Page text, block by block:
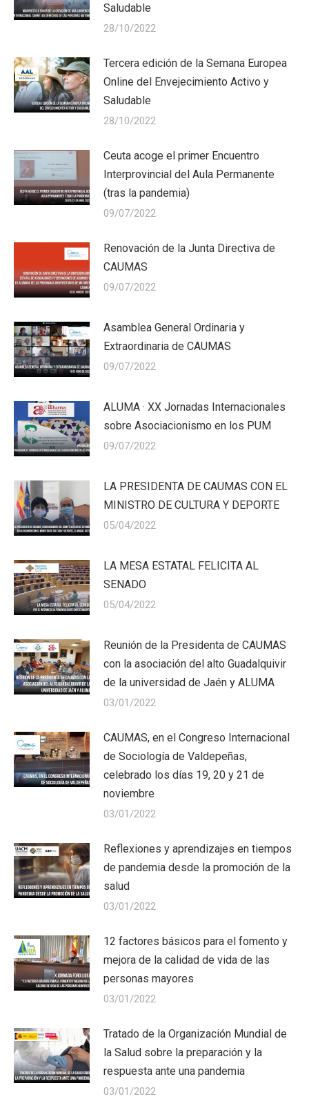
Saludable
28/10/2022
Tercera edición de la Semana Europea
Online del Envejecimiento Activo y
Saludable
28/10/2022
Ceuta acoge el primer Encuentro
Interprovincial del Aula Permanente
(tras la pandemia)
09/07/2022
Renovación de la Junta Directiva de
CAUMAS
09/07/2022
Asamblea General Ordinaria y
Extraordinaria de CAUMAS
09/07/2022
ALUMA · XX Jornadas Internacionales
sobre Asociacionismo en los PUM
09/07/2022
LA PRESIDENTA DE CAUMAS CON EL
MINISTRO DE CULTURA Y DEPORTE
05/04/2022
LA MESA ESTATAL FELICITA AL
SENADO
05/04/2022
Reunión de la Presidenta de CAUMAS
con la asociación del alto Guadalquivir
de la universidad de Jaén y ALUMA
03/01/2022
CAUMAS, en el Congreso Internacional
de Sociología de Valdepeñas,
celebrado los días 19, 20 y 21 de
noviembre
03/01/2022
Reflexiones y aprendizajes en tiempos
de pandemia desde la promoción de la
salud
03/01/2022
12 factores básicos para el fomento y
mejora de la calidad de vida de las
personas mayores
03/01/2022
Tratado de la Organización Mundial de
la Salud sobre la preparación y la
respuesta ante una pandemia
03/01/2022